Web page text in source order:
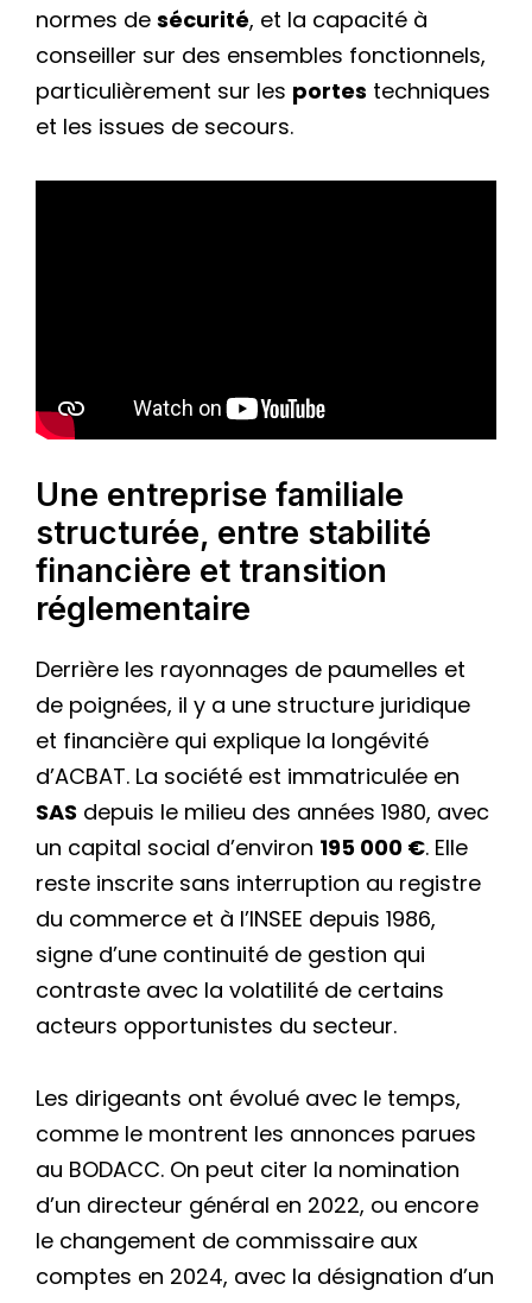
normes de sécurité, et la capacité à
conseiller sur des ensembles fonctionnels,
particulièrement sur les portes techniques
et les issues de secours.
Une entreprise familiale
structurée, entre stabilité
financière et transition
réglementaire
Derrière les rayonnages de paumelles et
de poignées, il y a une structure juridique
et financière qui explique la longévité
d’ACBAT. La société est immatriculée en
SAS depuis le milieu des années 1980, avec
un capital social d’environ 195 000 €. Elle
reste inscrite sans interruption au registre
du commerce et à l’INSEE depuis 1986,
signe d’une continuité de gestion qui
contraste avec la volatilité de certains
acteurs opportunistes du secteur.
Les dirigeants ont évolué avec le temps,
comme le montrent les annonces parues
au BODACC. On peut citer la nomination
d’un directeur général en 2022, ou encore
le changement de commissaire aux
comptes en 2024, avec la désignation d’un